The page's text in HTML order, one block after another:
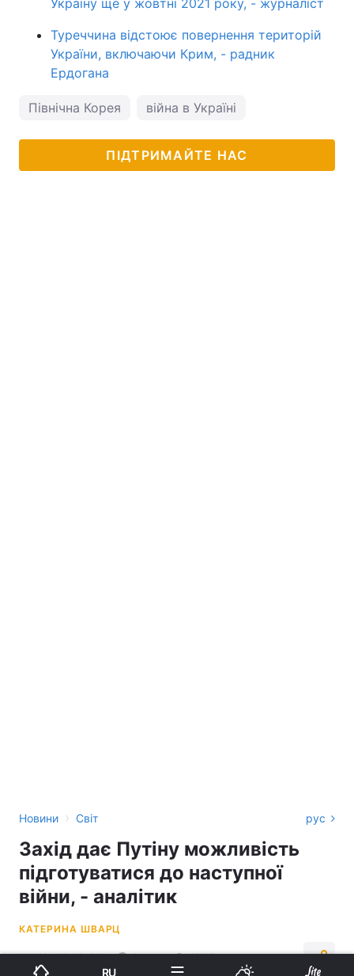
Туреччина відстоює повернення територій
України, включаючи Крим, - радник
Ердогана
Північна Корея війна в Україні
ПІДТРИМАЙТЕ НАС
Новини › Світ рус
Захід дає Путіну можливість
підготуватися до наступної
війни, - аналітик
КАТЕРИНА ШВАРЦ
14:49, 09.10.24 3 хв. 2757
RU